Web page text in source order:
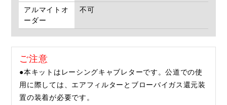
アルマイトオ
ーダー
不可
ご注意
●本キットはレーシングキャブレターです。公道での使
用に際しては、エアフィルターとブローバイガス還元装
置の装着が必要です。